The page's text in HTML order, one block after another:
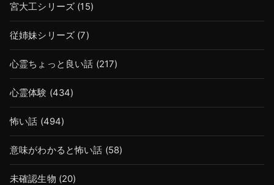
宮大工シリーズ (15)
従姉妹シリーズ (7)
心霊ちょっと良い話 (217)
心霊体験 (434)
怖い話 (494)
意味がわかると怖い話 (58)
未確認生物 (20)